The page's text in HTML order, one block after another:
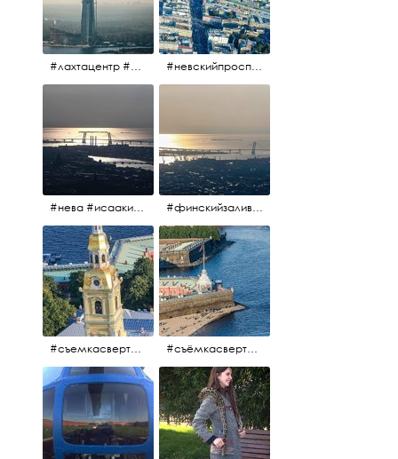
#лахтацентр #лахта #башнягазпром #газпром #башня #небоскрёбпитера #небоскрёб #финскийзалив #санктпетербург #невскийпроспект #центргорода #санктпетербург #осень2017 #когдапаришьнадгородом
#нева #исаакий #исаакиевскийсобор #нева #васильевскийостров #адмиралтейскийрайон #финскийзалив #дворцовыймост #небонадпитером #осень2017 #финскийзалив #маркизовалужа #нева
#съемкасвертолета #вертолёт #съёмкасвертолёта #петропавловскаякрепость #заячийостров #санктпетербург #съёмкасвертолёта #питер #петропавловскаякрепость #нева #осень2017